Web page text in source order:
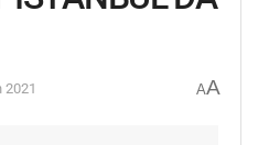
2021 AA